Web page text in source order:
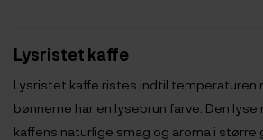
Lysristet kaffe
Lysristet kaffe ristes indtil temperaturen
bønnerne har en lysebrun farve. Den
kaffens naturlige smag og aroma i større